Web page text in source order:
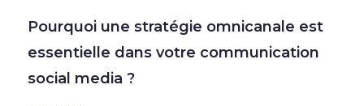
Pourquoi une stratégie omnicanale est
essentielle dans votre communication
social media ?